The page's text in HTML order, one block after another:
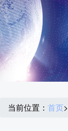
当前位置： 首页>